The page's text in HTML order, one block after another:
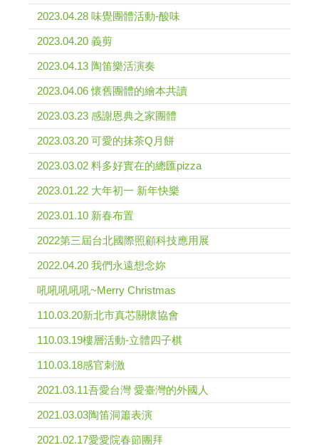
2023.04.28 味覺團體活動-酸味
2023.04.20 義剪
2023.04.13 陶笛樂活演奏
2023.04.06 懷舊團體的繪本共讀
2023.03.23 感謝恩典之家團體
2023.03.20 可愛的抹茶Q月餅
2023.03.02 料多好實在的總匯pizza
2023.01.22 大年初一 新年快樂
2023.01.10 新春布置
2022第三屆台北國際照顧科技應用展
2022.04.20 我們永遠想念妳
吼吼吼吼吼~Merry Christmas
110.03.20新北市真芯關懷協會
110.03.19樓層活動-立體四子棋
110.03.18感官刺激
2021.03.11吾愛台灣 愛臺灣的外國人
2021.03.03陶笛洞簫表演
2021.02.17愛愛院春節團拜